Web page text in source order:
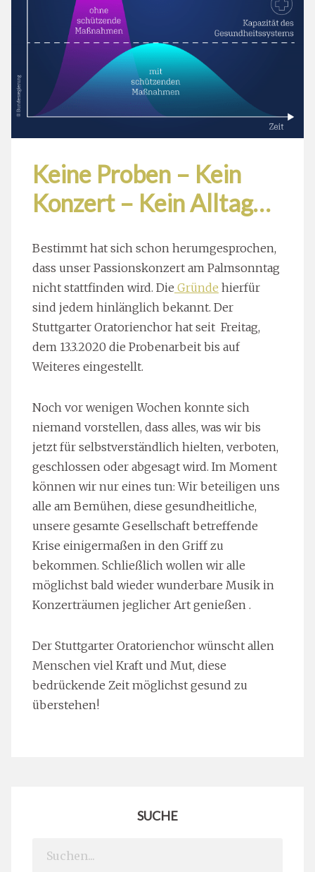
Keine Proben – Kein
Konzert – Kein Alltag…
Bestimmt hat sich schon herumgesprochen,
dass unser Passionskonzert am Palmsonntag
nicht stattfinden wird. Die Gründe hierfür
sind jedem hinlänglich bekannt. Der
Stuttgarter Oratorienchor hat seit Freitag,
dem 13.3.2020 die Probenarbeit bis auf
Weiteres eingestellt.
Noch vor wenigen Wochen konnte sich
niemand vorstellen, dass alles, was wir bis
jetzt für selbstverständlich hielten, verboten,
geschlossen oder abgesagt wird. Im Moment
können wir nur eines tun: Wir beteiligen uns
alle am Bemühen, diese gesundheitliche,
unsere gesamte Gesellschaft betreffende
Krise einigermaßen in den Griff zu
bekommen. Schließlich wollen wir alle
möglichst bald wieder wunderbare Musik in
Konzerträumen jeglicher Art genießen .
Der Stuttgarter Oratorienchor wünscht allen
Menschen viel Kraft und Mut, diese
bedrückende Zeit möglichst gesund zu
überstehen!
SUCHE
Search